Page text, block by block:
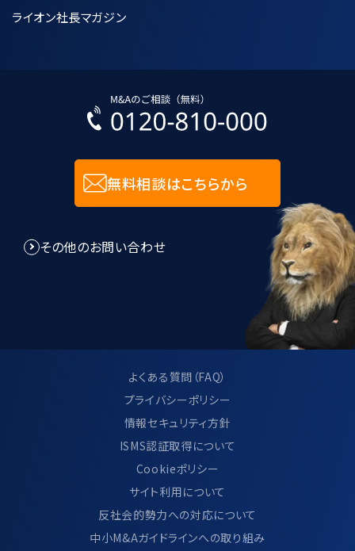
ライオン社長マガジン
無料相談はこちらから
その他のお問い合わせ
よくある質問（FAQ）
プライバシーポリシー
情報セキュリティ方針
ISMS認証取得について
Cookieポリシー
サイト利用について
反社会的勢力への対応について
中小M&Aガイドラインへの取り組み